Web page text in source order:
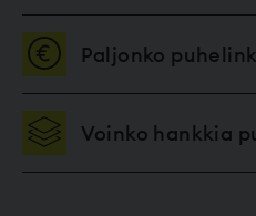
Paljonko
Voinko hankkia